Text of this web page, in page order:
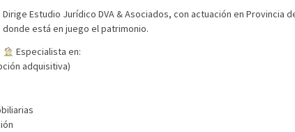
Dirige Estudio Jurídico DVA & Asociados, con actuación en
donde está en juego el patrimonio.
Especialista en:
adquisitiva)